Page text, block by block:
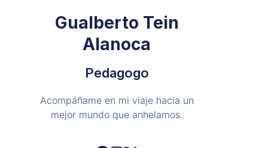
Gualberto Tein
Alanoca
Pedagogo
Acompáñame en mi viaje hacia un
mejor mundo que anhelamos.